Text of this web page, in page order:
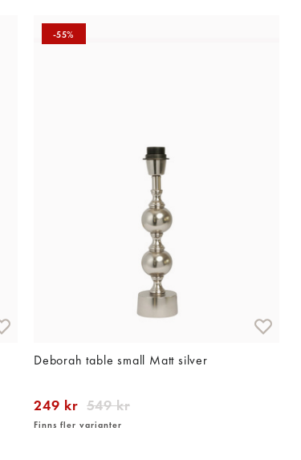
-55%
Deborah table small Matt silver
249 kr 549 kr
Finns fler varianter